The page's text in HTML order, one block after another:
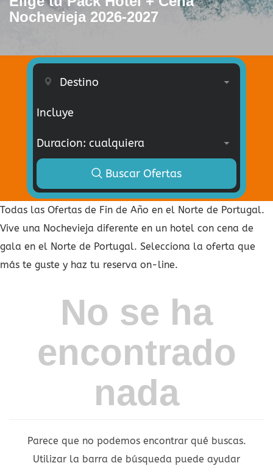
Nochevieja 2026-2027
Incluye
Buscar Ofertas
Todas las Ofertas de Fin de Año en el Norte de Portugal.
Vive una Nochevieja diferente en un hotel con cena de
gala en el Norte de Portugal. Selecciona la oferta que
más te guste y haz tu reserva on-line.
No se ha
encontrado
nada
Parece que no podemos encontrar qué buscas.
Utilizar la barra de búsqueda puede ayudar